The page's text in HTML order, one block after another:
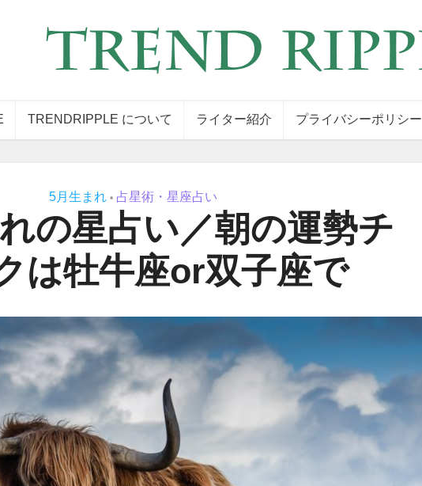
TRENDRIPPLE について ライター紹介 プライバシーポリシー
5月生まれ • 占星術・星座占い
の星占い／朝の運勢チ
は牡牛座or双子座で